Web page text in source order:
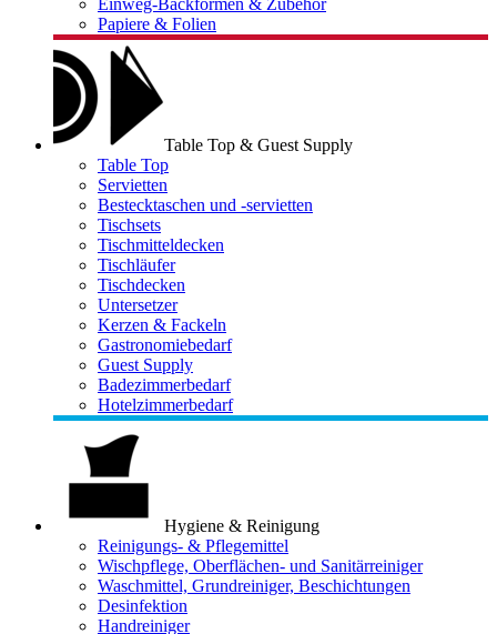
Einweg-Backformen & Zubehör
Papiere & Folien
Table Top & Guest Supply
Table Top
Servietten
Bestecktaschen und -servietten
Tischsets
Tischmitteldecken
Tischläufer
Tischdecken
Untersetzer
Kerzen & Fackeln
Gastronomiebedarf
Guest Supply
Badezimmerbedarf
Hotelzimmerbedarf
Hygiene & Reinigung
Reinigungs- & Pflegemittel
Wischpflege, Oberflächen- und Sanitärreiniger
Waschmittel, Grundreiniger, Beschichtungen
Desinfektion
Handreiniger